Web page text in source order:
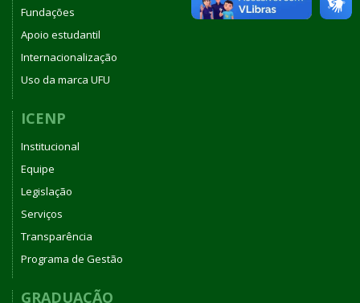
Fundações
Apoio estudantil
Internacionalização
Uso da marca UFU
ICENP
Institucional
Equipe
Legislação
Serviços
Transparência
Programa de Gestão
GRADUAÇÃO